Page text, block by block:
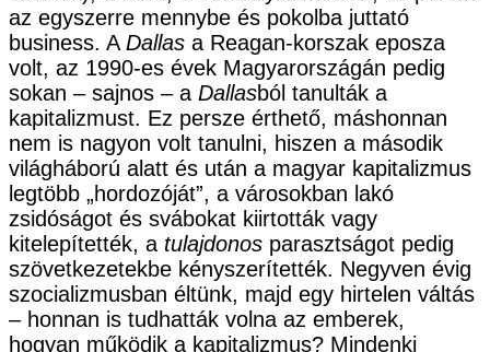
az egyszerre mennybe és pokolba juttató
business. A Dallas a Reagan-korszak eposza
volt, az 1990-es évek Magyarországán pedig
sokan – sajnos – a Dallasból tanulták a
kapitalizmust. Ez persze érthető, máshonnan
nem is nagyon volt tanulni, hiszen a második
világháború alatt és után a magyar kapitalizmus
legtöbb „hordozóját”, a városokban lakó
zsidóságot és svábokat kiirtották vagy
kitelepítették, a tulajdonos parasztságot pedig
szövetkezetekbe kényszerítették. Negyven évig
szocializmusban éltünk, majd egy hirtelen váltás
– honnan is tudhatták volna az emberek,
hogyan működik a kapitalizmus? Mindenki